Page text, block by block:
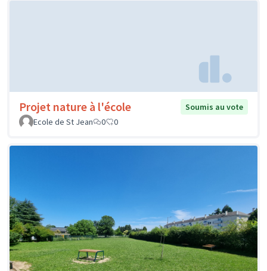
Projet nature à l'école
Soumis au vote
Ecole de St Jean
0 0